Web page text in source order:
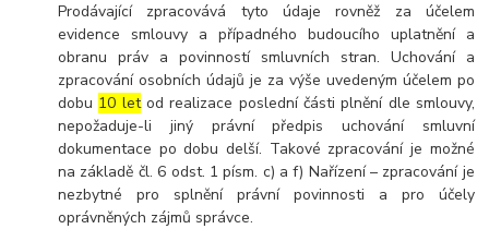
Prodávající zpracovává tyto údaje rovněž za účelem
evidence smlouvy a případného budoucího uplatnění a
obranu práv a povinností smluvních stran. Uchování a
zpracování osobních údajů je za výše uvedeným účelem po
dobu 10 letod realizace poslední části plnění dle smlouvy,
nepožaduje-li jiný právní předpis uchování smluvní
dokumentace po dobu delší. Takové zpracování je možné
na základě čl. 6 odst. 1 písm. c) a f) Nařízení – zpracování je
nezbytné pro splnění právní povinnosti a pro účely
oprávněných zájmů správce.